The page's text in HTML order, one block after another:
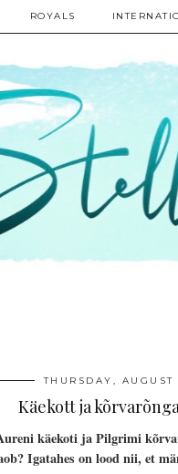
ROYALS
THURSDAY,
Käekott ja
käekoti ja Pilgrimi
Igatahes on lood nii, et